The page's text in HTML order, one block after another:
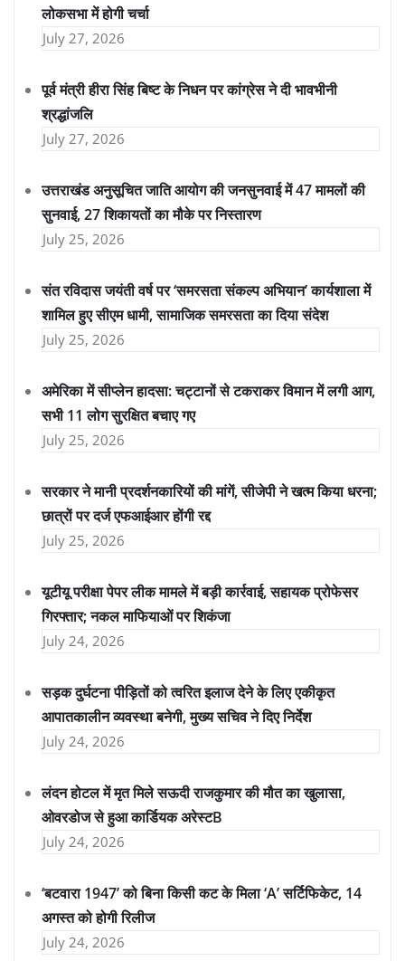
लोकसभा में होगी चर्चा
July 27, 2026
पूर्व मंत्री हीरा सिंह बिष्ट के निधन पर कांग्रेस ने दी भावभीनी
श्रद्धांजलि
July 27, 2026
उत्तराखंड अनुसूचित जाति आयोग की जनसुनवाई में 47 मामलों की
सुनवाई, 27 शिकायतों का मौके पर निस्तारण
July 25, 2026
संत रविदास जयंती वर्ष पर ‘समरसता संकल्प अभियान’ कार्यशाला में
शामिल हुए सीएम धामी, सामाजिक समरसता का दिया संदेश
July 25, 2026
अमेरिका में सीप्लेन हादसा: चट्टानों से टकराकर विमान में लगी आग,
सभी 11 लोग सुरक्षित बचाए गए
July 25, 2026
सरकार ने मानी प्रदर्शनकारियों की मांगें, सीजेपी ने खत्म किया धरना;
छात्रों पर दर्ज एफआईआर होंगी रद्द
July 25, 2026
यूटीयू परीक्षा पेपर लीक मामले में बड़ी कार्रवाई, सहायक प्रोफेसर
गिरफ्तार; नकल माफियाओं पर शिकंजा
July 24, 2026
सड़क दुर्घटना पीड़ितों को त्वरित इलाज देने के लिए एकीकृत
आपातकालीन व्यवस्था बनेगी, मुख्य सचिव ने दिए निर्देश
July 24, 2026
लंदन होटल में मृत मिले सऊदी राजकुमार की मौत का खुलासा,
ओवरडोज से हुआ कार्डियक अरेस्टB
July 24, 2026
‘बटवारा 1947’ को बिना किसी कट के मिला ‘A’ सर्टिफिकेट, 14
अगस्त को होगी रिलीज
July 24, 2026